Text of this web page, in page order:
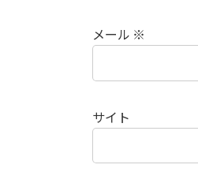
メール ※
サイト